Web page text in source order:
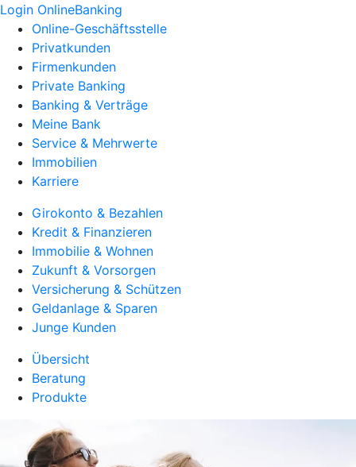
Login OnlineBanking
Online-Geschäftsstelle
Privatkunden
Firmenkunden
Private Banking
Banking & Verträge
Meine Bank
Service & Mehrwerte
Immobilien
Karriere
Girokonto & Bezahlen
Kredit & Finanzieren
Immobilie & Wohnen
Zukunft & Vorsorgen
Versicherung & Schützen
Geldanlage & Sparen
Junge Kunden
Übersicht
Beratung
Produkte